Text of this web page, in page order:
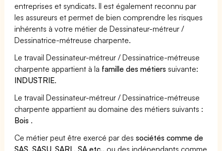
entreprises et syndicats. Il est également reconnu par
les assureurs et permet de bien comprendre les risques
inhérents à votre métier de Dessinateur-métreur /
Dessinatrice-métreuse charpente.
Le travail Dessinateur-métreur / Dessinatrice-métreuse
charpente appartient à la famille des métiers suivante:
INDUSTRIE.
Le travail Dessinateur-métreur / Dessinatrice-métreuse
charpente appartient au domaine des métiers suivants :
Bois .
Ce métier peut être exercé par dessociétés comme de
SAS, SASU, SARL, SA etc.. ou des indépendants comme